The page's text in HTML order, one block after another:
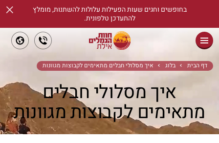
×
בחופשים וחגים שעות הפעילות עלולות להשתנות, מומלץ
להתעדכן טלפונית.
דף הבית בלוג איך מסלולי חבלים מתאימים לקבוצות מגוונות
איך מסלולי חבלים
מתאימים לקבוצות מגוונות
ראשי
שיעורי רכיבת סוסים
אודות
מידע שימושי